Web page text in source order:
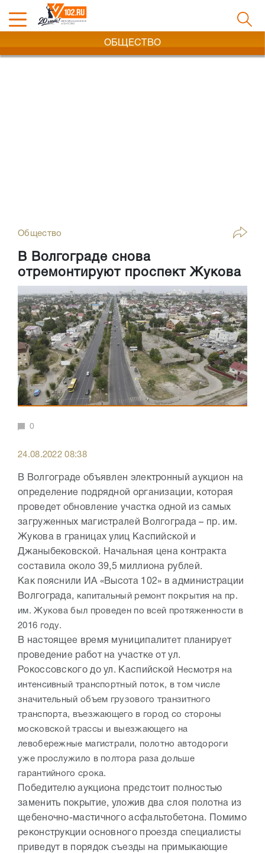
ОБЩЕСТВО
Общество
В Волгограде снова
отремонтируют проспект Жукова
0
24.08.2022 08:38
В Волгограде объявлен электронный аукцион на
определение подрядной организации, которая
проведет обновление участка одной из самых
загруженных магистралей Волгограда – пр. им.
Жукова в границах улиц Каспийской и
Джаныбековской. Начальная цена контракта
составила около 39,5 миллиона рублей.
Как пояснили ИА «Высота 102» в администрации
Волгограда, капитальный ремонт покрытия на пр.
им. Жукова был проведен по всей протяженности в
2016 году.
В настоящее время муниципалитет планирует
проведение работ на участке от ул.
Рокоссовского до ул. Каспийской
Несмотря на
интенсивный транспортный поток, в том числе
значительный объем грузового транзитного
транспорта, въезжающего в город со стороны
московской трассы и выезжающего на
левобережные магистрали, полотно автодороги
уже прослужило в полтора раза дольше
гарантийного срока.
Победителю аукциона предстоит полностью
заменить покрытие, уложив два слоя полотна из
щебеночно-мастичного асфальтобетона. Помимо
реконструкции основного проезда специалисты
приведут в порядок съезды на примыкающие